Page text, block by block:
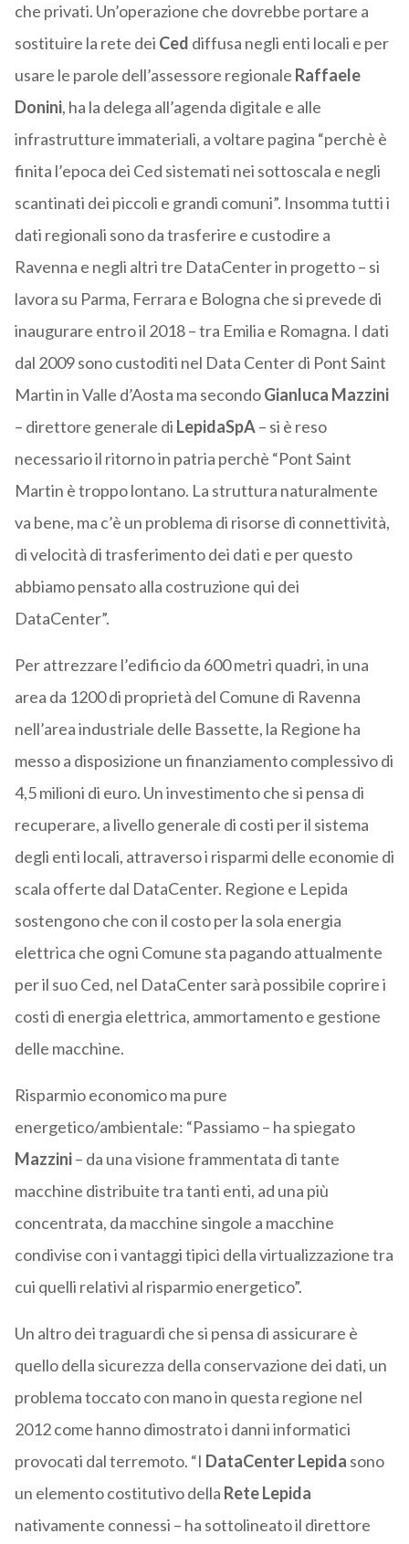
che privati. Un’operazione che dovrebbe portare a
sostituire la rete dei Ced diffusa negli enti locali e per
usare le parole dell’assessore regionale Raffaele
Donini, ha la delega all’agenda digitale e alle
infrastrutture immateriali, a voltare pagina “perchè è
finita l’epoca dei Ced sistemati nei sottoscala e negli
scantinati dei piccoli e grandi comuni”. Insomma tutti i
dati regionali sono da trasferire e custodire a
Ravenna e negli altri tre DataCenter in progetto – si
lavora su Parma, Ferrara e Bologna che si prevede di
inaugurare entro il 2018 – tra Emilia e Romagna. I dati
dal 2009 sono custoditi nel Data Center di Pont Saint
Martin in Valle d’Aosta ma secondoGianluca Mazzini
– direttore generale di LepidaSpA– si è reso
necessario il ritorno in patria perchè “Pont Saint
Martin è troppo lontano. La struttura naturalmente
va bene, ma c’è un problema di risorse di connettività,
di velocità di trasferimento dei dati e per questo
abbiamo pensato alla costruzione qui dei
DataCenter”.
Per attrezzare l’edificio da 600 metri quadri, in una
area da 1200 di proprietà del Comune di Ravenna
nell’area industriale delle Bassette, la Regione ha
messo a disposizione un finanziamento complessivo di
4,5 milioni di euro. Un investimento che si pensa di
recuperare, a livello generale di costi per il sistema
degli enti locali, attraverso i risparmi delle economie di
scala offerte dal DataCenter. Regione e Lepida
sostengono che con il costo per la sola energia
elettrica che ogni Comune sta pagando attualmente
per il suo Ced, nel DataCenter sarà possibile coprire i
costi di energia elettrica, ammortamento e gestione
delle macchine.
Risparmio economico ma pure
energetico/ambientale: “Passiamo – ha spiegato
Mazzini– da una visione frammentata di tante
macchine distribuite tra tanti enti, ad una più
concentrata, da macchine singole a macchine
condivise con i vantaggi tipici della virtualizzazione tra
cui quelli relativi al risparmio energetico”.
Un altro dei traguardi che si pensa di assicurare è
quello della sicurezza della conservazione dei dati, un
problema toccato con mano in questa regione nel
2012 come hanno dimostrato i danni informatici
provocati dal terremoto. “I DataCenter Lepida sono
un elemento costitutivo della ReteLepida
nativamente connessi – ha sottolineato il direttore